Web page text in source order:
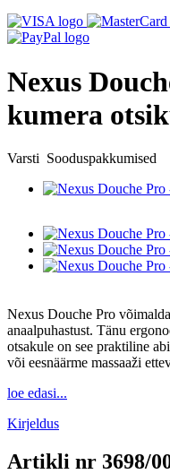
Nexus
kumera
Varsti Sooduspakkumised
Nexus Douche Pro
anaalpuhastust. Tänu
otsakule on see praktiline
või eesnäärme massaaži
loe edasi...
Kirjeldus
Artikli nr 3698/